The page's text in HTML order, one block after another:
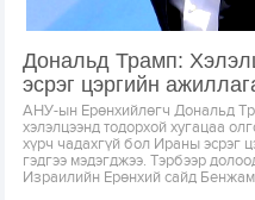
Дональд Трамп:
эсрэг цэргийн
АНУ-ын Ерөнхийлөгч Дональд
хэлэлцээнд тодорхой хугацаа
хүрч чадахгүй бол Ираны эсрэг
гэдгээ мэдэгджээ. Тэрбээр
Израилийн Ерөнхий сайд